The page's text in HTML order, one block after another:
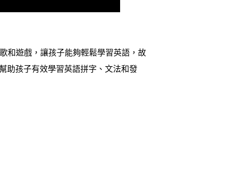
和遊戲， 讓孩子能夠輕鬆學習英語，故
助孩子有效學習英語拼字、文法和發